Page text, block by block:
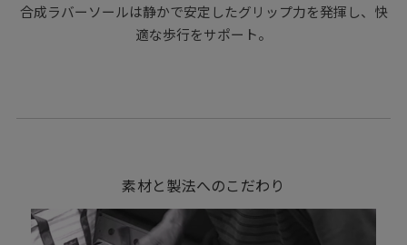
合成ラバーソールは静かで安定したグリップ力を発揮し、快
適な歩行をサポート。
素材と製法へのこだわり